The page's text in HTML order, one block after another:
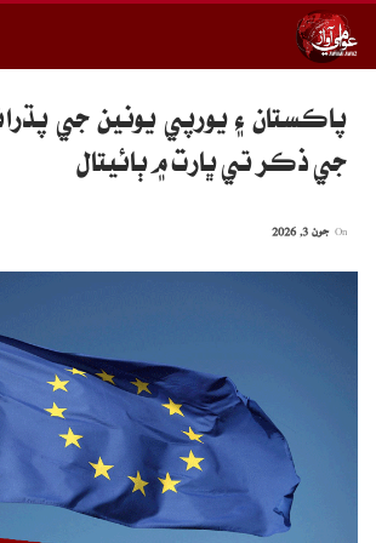
پاڪستان ۽ يورپي يونين جي
جي ذڪر تي ڀارت ۾ ٻائيتال